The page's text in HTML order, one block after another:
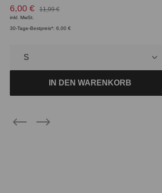
6,00 € 11,99 €
inkl. MwSt.
30-Tage-Bestpreis*: 6,00 €
IN DEN WARENKORB